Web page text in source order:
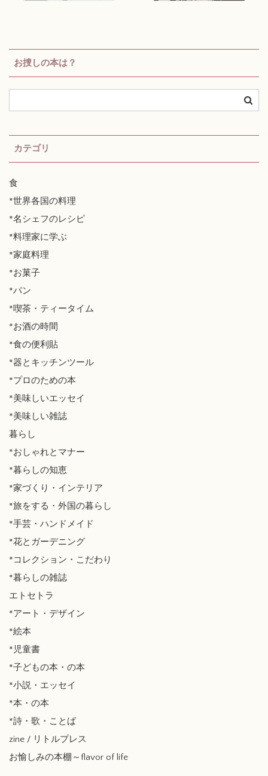
お捜しの本は？
カテゴリ
食
*世界各国の料理
*名シェフのレシピ
*料理家に学ぶ
*家庭料理
*お菓子
*パン
*喫茶・ティータイム
*お酒の時間
*食の便利貼
*器とキッチンツール
*プロのための本
*美味しいエッセイ
*美味しい雑誌
暮らし
*おしゃれとマナー
*暮らしの知恵
*家づくり・インテリア
*旅をする・外国の暮らし
*手芸・ハンドメイド
*花とガーデニング
*コレクション・こだわり
*暮らしの雑誌
エトセトラ
*アート・デザイン
*絵本
*児童書
*子どもの本・の本
*小説・エッセイ
*本・の本
*詩・歌・ことば
zine / リトルプレス
お愉しみの本棚～flavor of life